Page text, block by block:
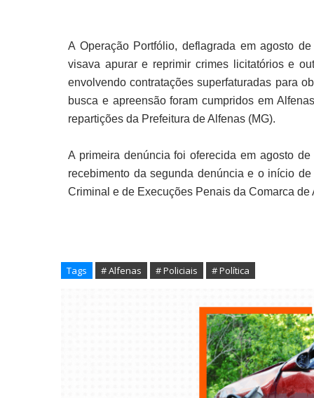
A Operação Portfólio, deflagrada em agosto
visava apurar e reprimir crimes licitatórios e
envolvendo contratações superfaturadas para
busca e apreensão foram cumpridos em
repartições da Prefeitura de Alfenas (MG).
A primeira denúncia foi oferecida em agosto
recebimento da segunda denúncia e o início
Criminal e de Execuções Penais da Comarca de
Tags # Alfenas # Policiais # Política